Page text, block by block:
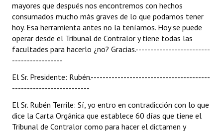
mayores que después nos encontremos con hechos
consumados mucho más graves de lo que podamos tener
hoy. Esa herramienta antes no la teníamos. Hoy se puede
operar desde el Tribunal de Contralor y tiene todas las
facultades para hacerlo ¿no? Gracias.-------------------------
-----------------
El Sr. Presidente: Rubén.----------------------------------------
--------------------------
El Sr. Rubén Terrile: Sí, yo entro en contradicción con lo que
dice la Carta Orgánica que establece 60 días que tiene el
Tribunal de Contralor como para hacer el dictamen y